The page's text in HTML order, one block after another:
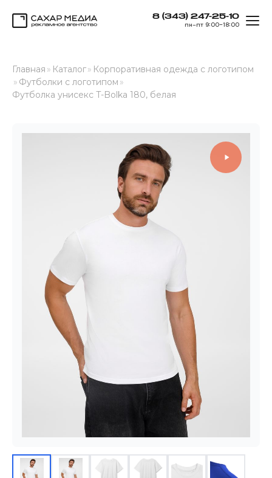
8 (343) 247-25-10
пн–пт 9:00–18:00
Главная » Каталог» Корпоративная одежда с логотипом
» Футболки с логотипом »
Футболка унисекс T-Bolka 180, белая